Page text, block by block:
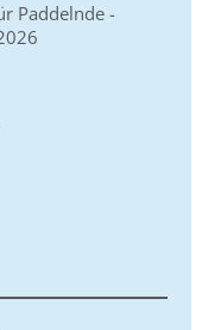
Paddelnde -